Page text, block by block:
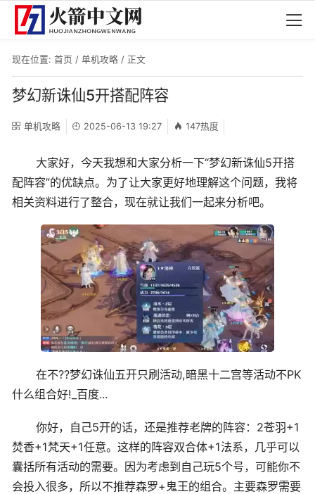
现在位置: 首页 / 单机攻略 / 正文
梦幻新诛仙5开搭配阵容
单机攻略 2025-06-13 19:27 147热度
大家好，今天我想和大家分析一下“梦幻新诛仙5开搭
配阵容”的优缺点。为了让大家更好地理解这个问题，我将
相关资料进行了整合，现在就让我们一起来分析吧。
在不??梦幻诛仙五开只刷活动,暗黑十二宫等活动不PK
什么组合好!_百度...
你好，自己5开的话，还是推荐老牌的阵容：2苍羽+1
焚香+1梵天+1任意。这样的阵容双合体+1法系，几乎可以
囊括所有活动的需要。因为考虑到自己玩5个号，可能你不
会投入很多，所以不推荐森罗+鬼王的组合。主要森罗需要